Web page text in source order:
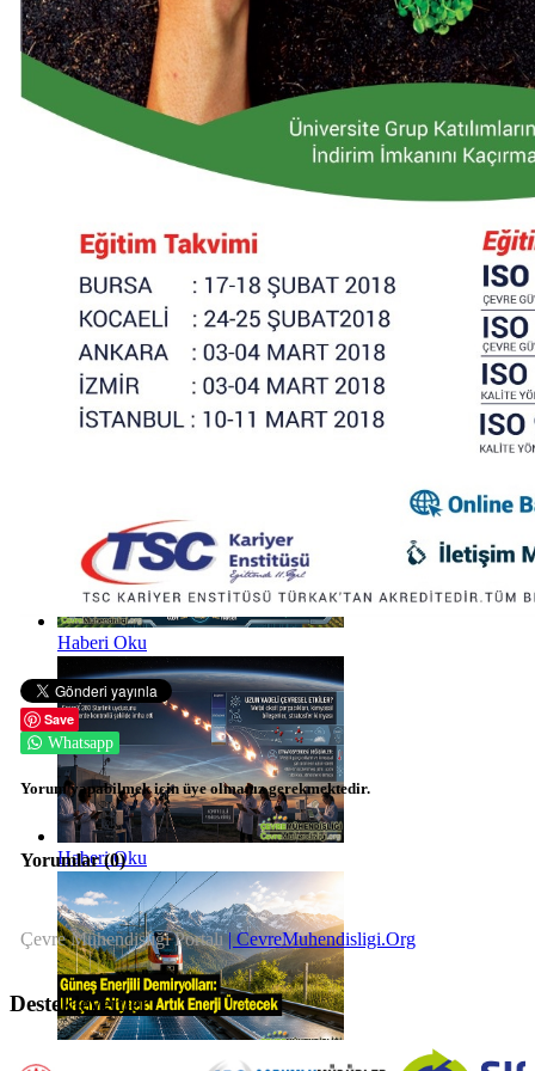
Haberi Oku
Haberi Oku
Haberi Oku
Save
Whatsapp
Yorum yapabilmek için üye olmanız gerekmektedir.
Yorumlar (0)
Çevre Mühendisliği Portalı| CevreMuhendisligi.Org
Destekleyenler